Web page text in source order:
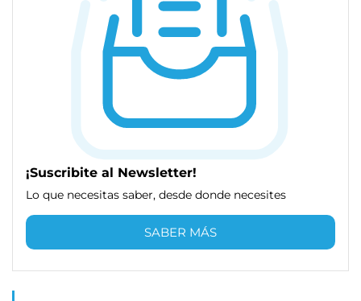
¡Suscribite al Newsletter!
Lo que necesitas saber, desde donde necesites
SABER MÁS